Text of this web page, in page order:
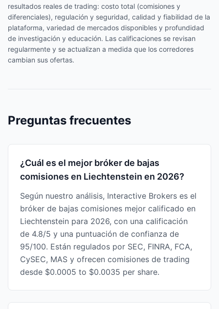
resultados reales de trading: costo total (comisiones y
diferenciales), regulación y seguridad, calidad y fiabilidad de la
plataforma, variedad de mercados disponibles y profundidad
de investigación y educación. Las calificaciones se revisan
regularmente y se actualizan a medida que los corredores
cambian sus ofertas.
Preguntas frecuentes
¿Cuál es el mejor bróker de bajas
comisiones en Liechtenstein en 2026?
Según nuestro análisis, Interactive Brokers es el
bróker de bajas comisiones mejor calificado en
Liechtenstein para 2026, con una calificación
de 4.8/5 y una puntuación de confianza de
95/100. Están regulados por SEC, FINRA, FCA,
CySEC, MAS y ofrecen comisiones de trading
desde $0.0005 to $0.0035 per share.